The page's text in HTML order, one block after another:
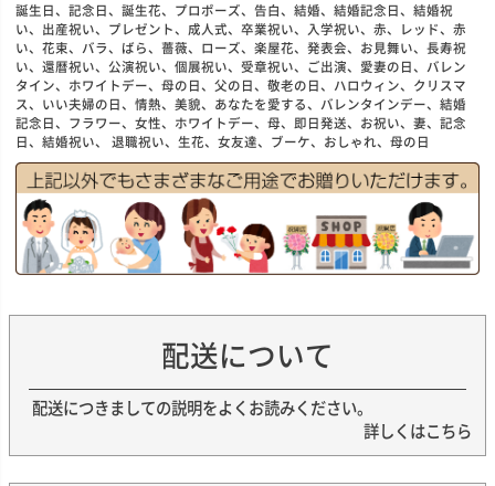
誕生日、記念日、誕生花、プロポーズ、告白、結婚、結婚記念日、結婚祝
い、出産祝い、プレゼント、成人式、卒業祝い、入学祝い、赤、レッド、赤
い、花束、バラ、ばら、薔薇、ローズ、楽屋花、発表会、お見舞い、長寿祝
い、還暦祝い、公演祝い、個展祝い、受章祝い、ご出演、愛妻の日、バレン
タイン、ホワイトデー、母の日、父の日、敬老の日、ハロウィン、クリスマ
ス、いい夫婦の日、情熱、美貌、あなたを愛する、バレンタインデー、結婚
記念日、フラワー、女性、ホワイトデー、母、即日発送、お祝い、妻、記念
日、結婚祝い、 退職祝い、生花、女友達、ブーケ、おしゃれ、母の日
配送について
配送につきましての説明をよくお読みください。
詳しくはこちら